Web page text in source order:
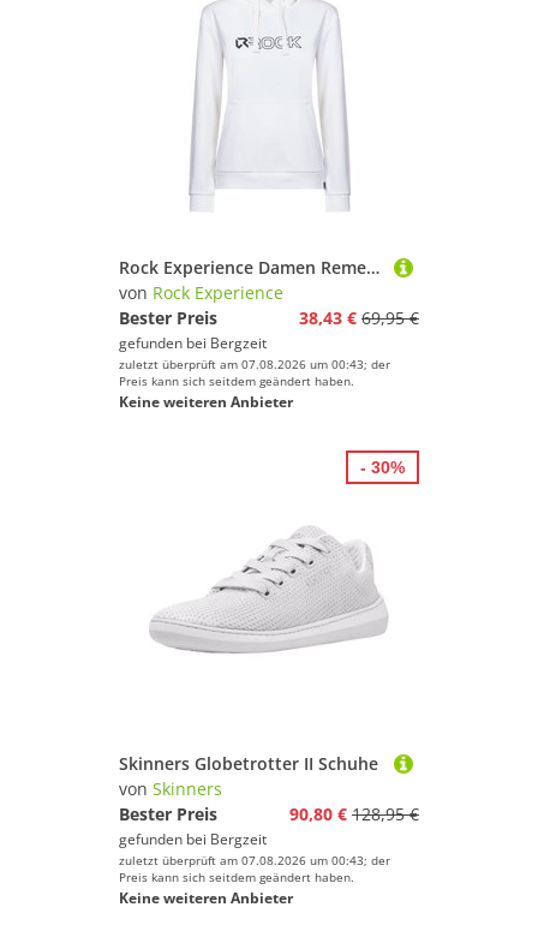
Rock Experience Damen Remenno Hoodie
von Rock Experience
Bester Preis
38,43 € 69,95 €
gefunden bei Bergzeit
zuletzt überprüft am 07.08.2026 um 00:43; der
Preis kann sich seitdem geändert haben.
Keine weiteren Anbieter
Skinners Globetrotter II Schuhe
von Skinners
Bester Preis
90,80 € 128,95 €
gefunden bei Bergzeit
zuletzt überprüft am 07.08.2026 um 00:43; der
Preis kann sich seitdem geändert haben.
Keine weiteren Anbieter
- 30%